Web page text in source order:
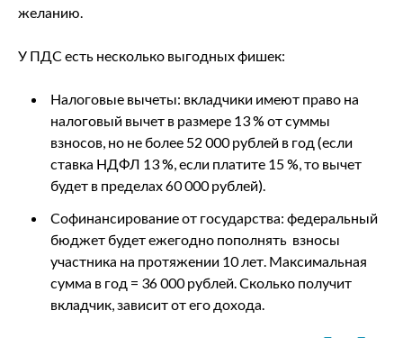
желанию.
У ПДС есть несколько выгодных фишек:
Налоговые вычеты: вкладчики имеют право на
налоговый вычет в размере 13 % от суммы
взносов, но не более 52 000 рублей в год (если
ставка НДФЛ 13 %, если платите 15 %, то вычет
будет в пределах 60 000 рублей).
Софинансирование от государства: федеральный
бюджет будет ежегодно пополнять взносы
участника на протяжении 10 лет. Максимальная
сумма в год = 36 000 рублей. Сколько получит
вкладчик, зависит от его дохода.